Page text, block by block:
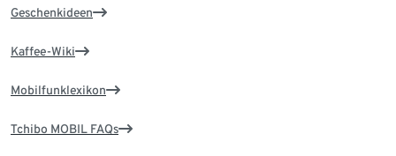
Geschenkideen
Kaffee-Wiki
Mobilfunklexikon
Tchibo MOBIL FAQs